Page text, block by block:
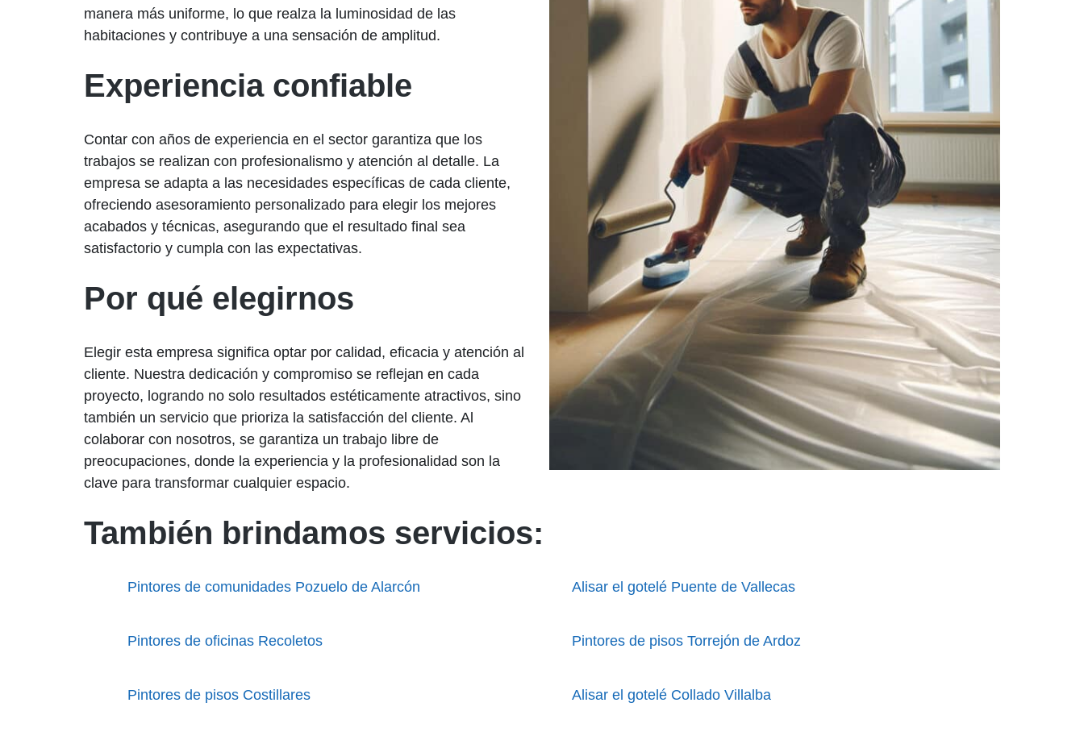
manera más uniforme, lo que realza la luminosidad de las
habitaciones y contribuye a una sensación de amplitud.
Experiencia confiable
Contar con años de experiencia en el sector garantiza que los
trabajos se realizan con profesionalismo y atención al detalle. La
empresa se adapta a las necesidades específicas de cada cliente,
ofreciendo asesoramiento personalizado para elegir los mejores
acabados y técnicas, asegurando que el resultado final sea
satisfactorio y cumpla con las expectativas.
Por qué elegirnos
Elegir esta empresa significa optar por calidad, eficacia y atención al
cliente. Nuestra dedicación y compromiso se reflejan en cada
proyecto, logrando no solo resultados estéticamente atractivos, sino
también un servicio que prioriza la satisfacción del cliente. Al
colaborar con nosotros, se garantiza un trabajo libre de
preocupaciones, donde la experiencia y la profesionalidad son la
clave para transformar cualquier espacio.
También brindamos servicios:
Pintores de comunidades Pozuelo de Alarcón Alisar el gotelé Puente de Vallecas
Pintores de oficinas Recoletos Pintores de pisos Torrejón de Ardoz
Pintores de pisos Costillares Alisar el gotelé Collado Villalba